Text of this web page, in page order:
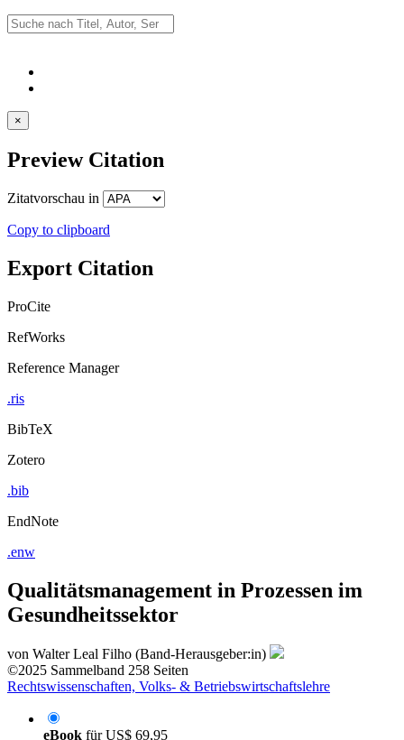
×
Preview Citation
Zitatvorschau in
Copy to clipboard
Export Citation
ProCite
RefWorks
Reference Manager
.ris
BibTeX
Zotero
.bib
EndNote
.enw
Qualitätsmanagement in Prozessen im
Gesundheitssektor
von Walter Leal Filho (Band-Herausgeber:in)
©2025 Sammelband 258 Seiten
Rechtswissenschaften, Volks- & Betriebswirtschaftslehre
eBook fürUS$ 69,95